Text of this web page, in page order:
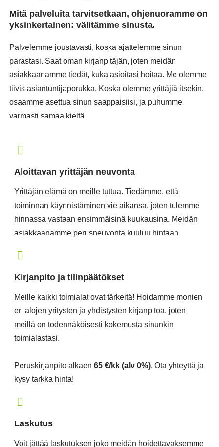
Mitä palveluita tarvitsetkaan, ohjenuoramme on
yksinkertainen: välitämme sinusta.
Palvelemme joustavasti, koska ajattelemme sinun
parastasi. Saat oman kirjanpitäjän, joten meidän
asiakkaanamme tiedät, kuka asioitasi hoitaa. Me olemme
tiivis asiantuntijaporukka. Koska olemme yrittäjiä itsekin,
osaamme asettua sinun saappaisiisi, ja puhumme
varmasti samaa kieltä.
Aloittavan yrittäjän neuvonta
Yrittäjän elämä on meille tuttua. Tiedämme, että
toiminnan käynnistäminen vie aikansa, joten tulemme
hinnassa vastaan ensimmäisinä kuukausina. Meidän
asiakkaanamme perusneuvonta kuuluu hintaan.
Kirjanpito ja tilinpäätökset
Meille kaikki toimialat ovat tärkeitä! Hoidamme monien
eri alojen yritysten ja yhdistysten kirjanpitoa, joten
meillä on todennäköisesti kokemusta sinunkin
toimialastasi.
Peruskirjanpito alkaen 65 €/kk (alv 0%). Ota yhteyttä ja
kysy tarkka hinta!
Laskutus
Voit jättää laskutuksen joko meidän hoidettavaksemme